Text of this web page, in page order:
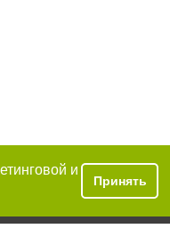
и
Принять